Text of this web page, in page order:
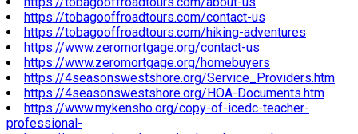
https://tobagooffroadtours.com/contact-us
https://tobagooffroadtours.com/hiking-adventures
https://www.zeromortgage.org/contact-us
https://www.zeromortgage.org/homebuyers
https://4seasonswestshore.org/Service_Providers.htm
https://4seasonswestshore.org/HOA-Documents.htm
https://www.mykensho.org/copy-of-icedc-teacher-
professional-